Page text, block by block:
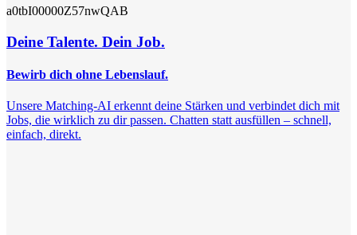
a0tbI00000Z57nwQAB
Deine Talente. Dein Job.
Bewirb dich ohne Lebenslauf.
Unsere Matching-AI erkennt deine Stärken und verbindet dich mit
Jobs, die wirklich zu dir passen. Chatten statt ausfüllen – schnell,
einfach, direkt.